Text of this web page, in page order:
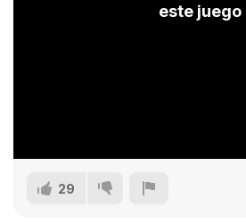
este juego
29